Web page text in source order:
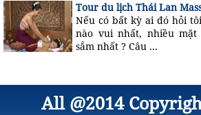
Tour du lịch Thái Lan
Nếu có bất kỳ ai đó hỏi
nào vui nhất, nhiều mặt
sắm nhất ? Câu ...
All @2014